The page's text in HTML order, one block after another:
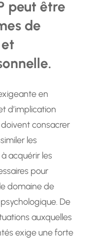
peut être
de
en
d’implication
consacrer
les
acquérir les
pour
domaine de
De
auxquelles
exige une forte